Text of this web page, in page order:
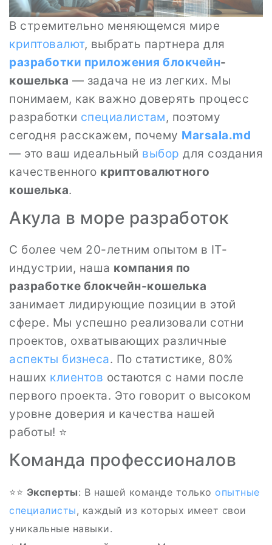
В стремительно меняющемся мире
криптовалют, выбрать партнера для
разработки приложения блокчейн-
кошелька — задача не из легких. Мы
понимаем, как важно доверять процесс
разработки специалистам, поэтому
сегодня расскажем, почему Marsala.md
— это ваш идеальный выбор для создания
качественного криптовалютного
кошелька.
Акула в море разработок
С более чем 20-летним опытом в IT-
индустрии, наша компания по
разработке блокчейн-кошелька
занимает лидирующие позиции в этой
сфере. Мы успешно реализовали сотни
проектов, охватывающих различные
аспекты бизнеса. По статистике, 80%
наших клиентов остаются с нами после
первого проекта. Это говорит о высоком
уровне доверия и качества нашей
работы! ⭐
Команда профессионалов
⭐‍⭐ Эксперты: В нашей команде только опытные
специалисты, каждый из которых имеет свои
уникальные навыки.